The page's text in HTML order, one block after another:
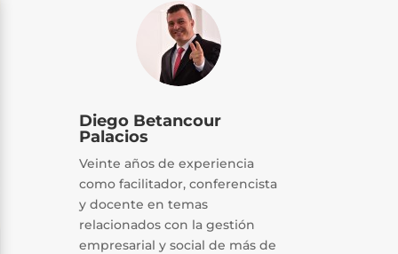
Diego Betancour
Palacios
Veinte años de experiencia
como facilitador, conferencista
y docente en temas
relacionados con la gestión
empresarial y social de más de